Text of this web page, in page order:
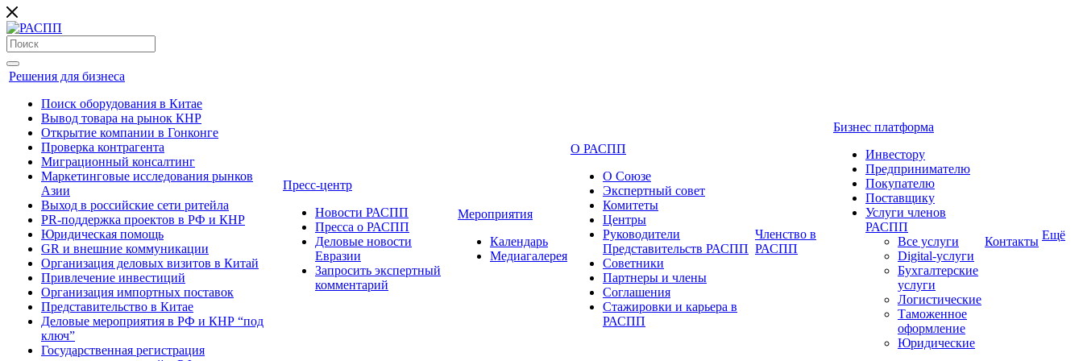
Решения для бизнеса
Поиск оборудования в Китае
Вывод товара на рынок КНР
Открытие компании в Гонконге
Проверка контрагента
Миграционный консалтинг
Маркетинговые исследования рынков
Азии
Выход в российские сети ритейла
PR-поддержка проектов в РФ и КНР
Юридическая помощь
GR и внешние коммуникации
Организация деловых визитов в Китай
Привлечение инвестиций
Организация импортных поставок
Представительство в Китае
Деловые мероприятия в РФ и КНР “под
ключ”
Государственная регистрация
Пресс-центр
Новости РАСПП
Пресса о РАСПП
Деловые новости
Евразии
Запросить экспертный
комментарий
Мероприятия
Календарь
Медиагалерея
О РАСПП
О Союзе
Экспертный совет
Комитеты
Центры
Руководители
Представительств РАСПП
Советники
Партнеры и члены
Соглашения
Стажировки и карьера в
РАСПП
Членство в
РАСПП
Бизнес платформа
Инвестору
Предпринимателю
Покупателю
Поставщику
Услуги членов
РАСПП
Все услуги
Digital-услуги
Бухгалтерские
услуги
Логистические
Таможенное
оформление
Юридические
Контакты Ещё